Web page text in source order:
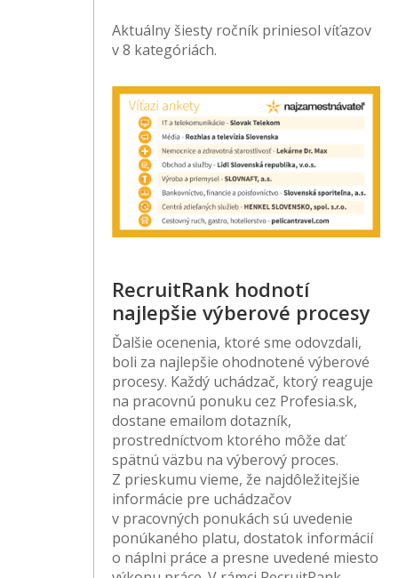
Aktuálny šiesty ročník priniesol víťazov
v 8 kategóriách.
RecruitRank hodnotí
najlepšie výberové procesy
Ďalšie ocenenia, ktoré sme odovzdali,
boli za najlepšie ohodnotené výberové
procesy. Každý uchádzač, ktorý reaguje
na pracovnú ponuku cez Profesia.sk,
dostane emailom dotazník,
prostredníctvom ktorého môže dať
spätnú väzbu na výberový proces.
Z prieskumu vieme, že najdôležitejšie
informácie pre uchádzačov
v pracovných ponukách sú uvedenie
ponúkaného platu, dostatok informácií
o náplni práce a presne uvedené miesto